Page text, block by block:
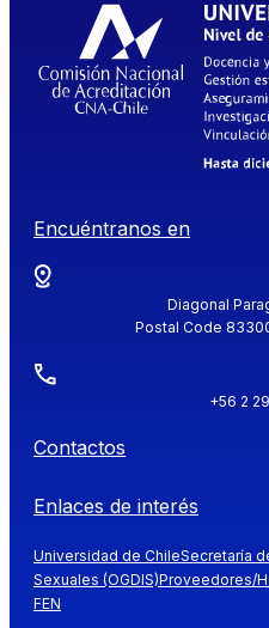
Encuéntranos en
Diagonal
Postal Code
+56 2
Contactos
Enlaces de interés
Universidad de ChileSecretaría
Sexuales (OGDIS)Proveedores/
FEN